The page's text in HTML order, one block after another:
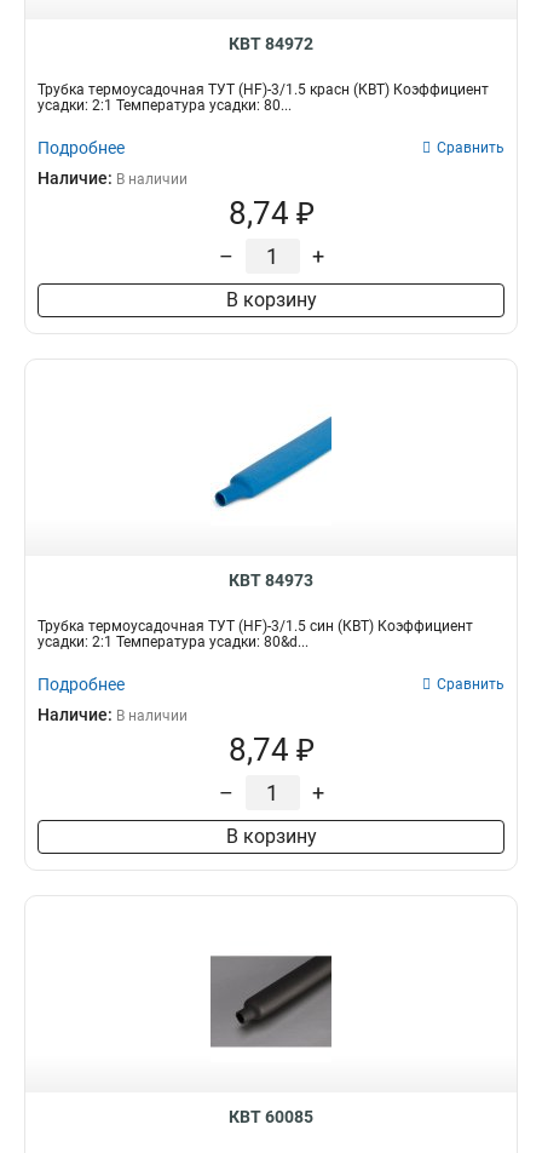
КВТ 84972
Трубка термоусадочная ТУТ (HF)-3/1.5 красн (КВТ) Коэффициент
усадки: 2:1 Температура усадки: 80...
Подробнее Сравнить
Наличие: В наличии
8,74 ₽
– +
В корзину
КВТ 84973
Трубка термоусадочная ТУТ (HF)-3/1.5 син (КВТ) Коэффициент
усадки: 2:1 Температура усадки: 80&d...
Подробнее Сравнить
Наличие: В наличии
8,74 ₽
– +
В корзину
КВТ 60085